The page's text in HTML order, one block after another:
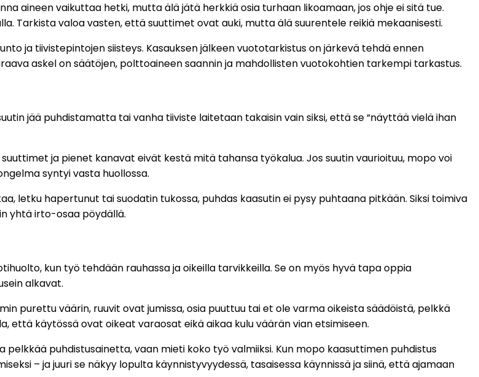
aineen vaikuttaa hetki, mutta älä jätä herkkiä osia turhaan likoamaan, jos ohje ei sitä tue.
Tarkista valoa vasten, että suuttimet ovat auki, mutta älä suurentele reikiä mekaanisesti.
ja tiivistepintojen siisteys. Kasauksen jälkeen vuototarkistus on järkevä tehdä ennen
askel on säätöjen, polttoaineen saannin ja mahdollisten vuotokohtien tarkempi tarkastus.
jää puhdistamatta tai vanha tiiviste laitetaan takaisin vain siksi, että se “näyttää vielä ihan
ja pienet kanavat eivät kestä mitä tahansa työkalua. Jos suutin vaurioituu, mopo voi
syntyi vasta huollossa.
letku hapertunut tai suodatin tukossa, puhdas kaasutin ei pysy puhtaana pitkään. Siksi toimiva
yhtä irto-osaa pöydällä.
kun työ tehdään rauhassa ja oikeilla tarvikkeilla. Se on myös hyvä tapa oppia
alkavat.
purettu väärin, ruuvit ovat jumissa, osia puuttuu tai et ole varma oikeista säädöistä, pelkkä
käytössä ovat oikeat varaosat eikä aikaa kulu väärän vian etsimiseen.
puhdistusainetta, vaan mieti koko työ valmiiksi. Kun mopo kaasuttimen puhdistus
– ja juuri se näkyy lopulta käynnistyvyydessä, tasaisessa käynnissä ja siinä, että ajamaan